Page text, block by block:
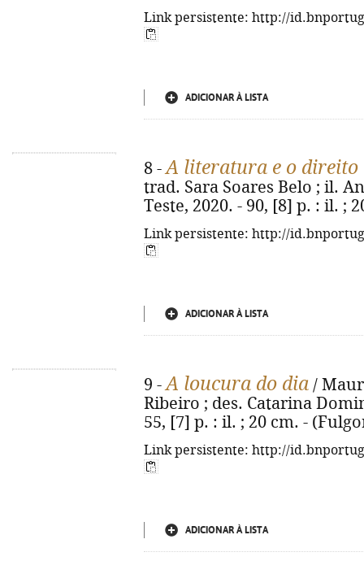
Link persistente: http://
ADICIONAR À LISTA
8 -A literatura e o direito
trad. Sara Soares Belo ; il.
Teste, 2020. - 90, [8] p. : il. ;
Link persistente: http://
ADICIONAR À LISTA
9 -A loucura do dia /
Ribeiro ; des. Catarina
55, [7] p. : il. ; 20 cm. -
Link persistente: http://
ADICIONAR À LISTA